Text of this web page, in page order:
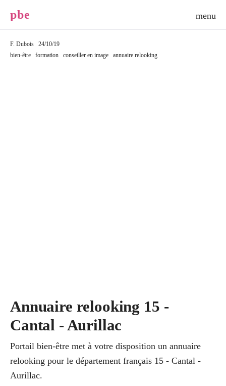
pbe
F. Dubois
24/10/19
bien-être
formation conseiller en image annuaire relooking
Annuaire relooking 15 -
Cantal - Aurillac
Portail bien-être met à votre disposition un annuaire
relooking pour le département français 15 - Cantal -
Aurillac.